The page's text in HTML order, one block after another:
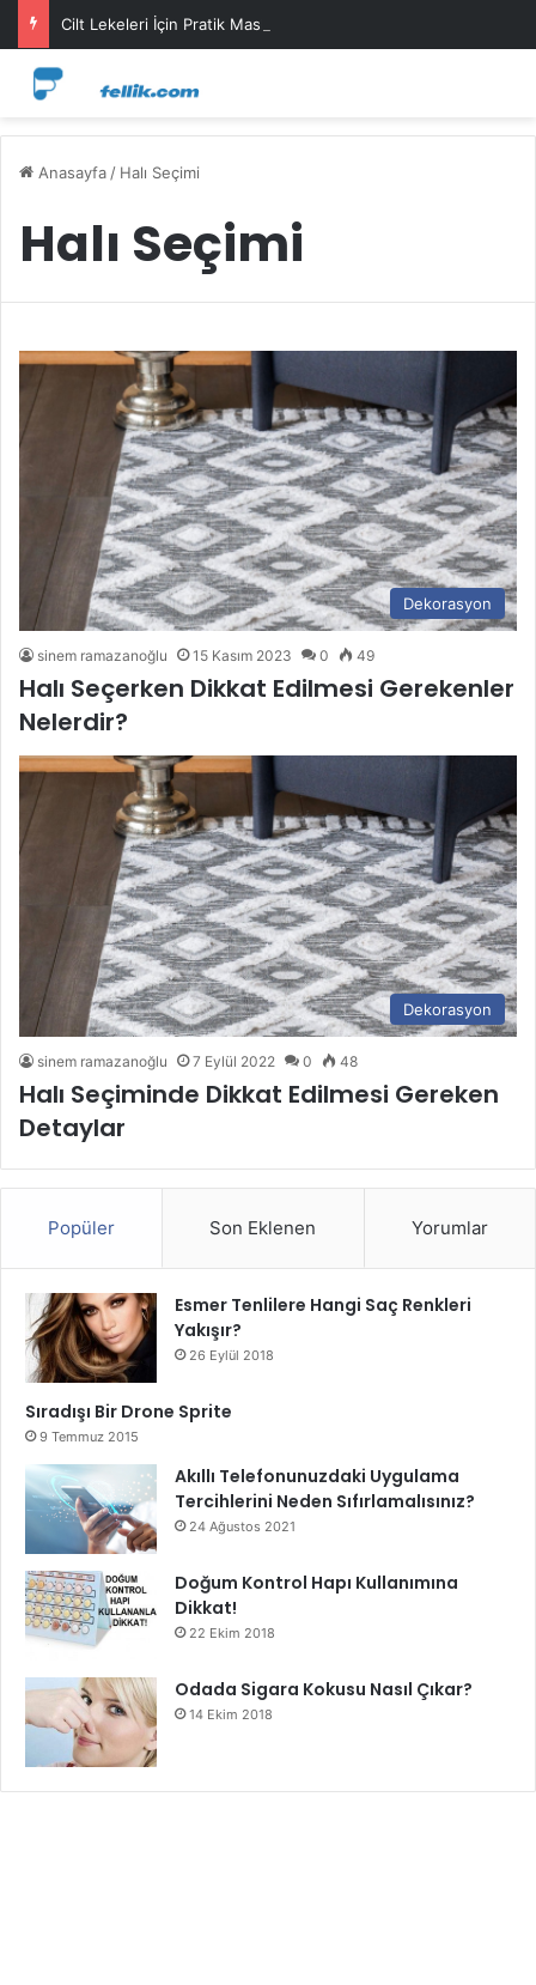
Cilt Lekeleri İçin Pratik Maske Önerileri
Anasayfa / Halı Seçimi
Halı Seçimi
Dekorasyon
sinem ramazanoğlu 15 Kasım 2023 0 49
Halı Seçerken Dikkat Edilmesi Gerekenler
Nelerdir?
Dekorasyon
sinem ramazanoğlu 7 Eylül 2022 0 48
Halı Seçiminde Dikkat Edilmesi Gereken
Detaylar
Popüler Son Eklenen Yorumlar
Esmer Tenlilere Hangi Saç Renkleri
Yakışır?
26 Eylül 2018
Sıradışı Bir Drone Sprite
9 Temmuz 2015
Akıllı Telefonunuzdaki Uygulama
Tercihlerini Neden Sıfırlamalısınız?
24 Ağustos 2021
Doğum Kontrol Hapı Kullanımına
Dikkat!
22 Ekim 2018
Odada Sigara Kokusu Nasıl Çıkar?
14 Ekim 2018